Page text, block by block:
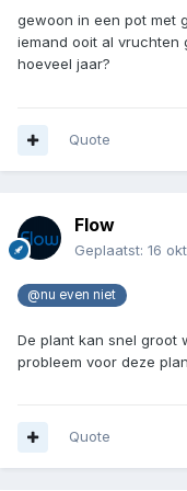
gewoon in een pot met
iemand ooit al vruchten
hoeveel jaar?
Quote
Flow
Geplaatst: 16
@nu even niet
De plant kan snel groot
probleem voor deze
Quote